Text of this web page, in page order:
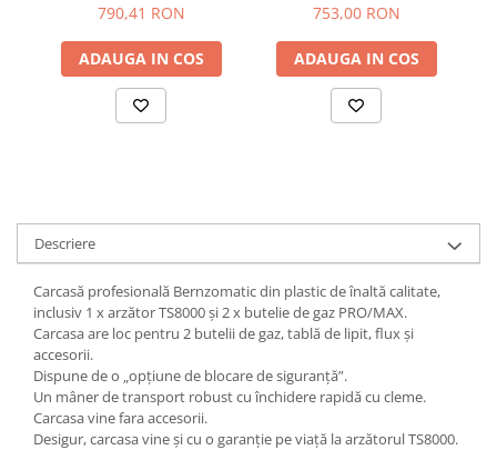
790,41 RON
ADAUGA IN COS
753,00 RON
ADAUGA IN COS
Descriere
Carcasă profesională Bernzomatic din plastic de înaltă calitate,
inclusiv 1 x arzător TS8000 și 2 x butelie de gaz PRO/MAX.
Carcasa are loc pentru 2 butelii de gaz, tablă de lipit, flux și
accesorii.
Dispune de o „opțiune de blocare de siguranță”.
Un mâner de transport robust cu închidere rapidă cu cleme.
Carcasa vine fara accesorii.
Desigur, carcasa vine și cu o garanție pe viață la arzătorul TS8000.